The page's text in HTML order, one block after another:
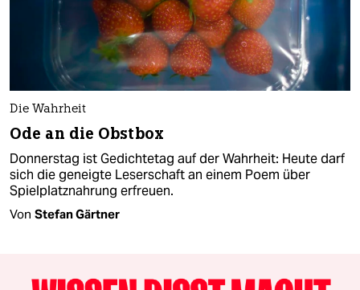
Die Wahrheit
Ode an die Obstbox
Donnerstag ist Gedichtetag auf der Wahrheit: Heute darf
sich die geneigte Leserschaft an einem Poem über
Spielplatznahrung erfreuen.
Von Stefan Gärtner